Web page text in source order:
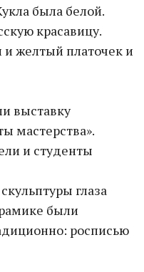
была белой.
красавицу.
и желтый платочек и
выставку
мастерства».
и студенты
глаза
были
росписью